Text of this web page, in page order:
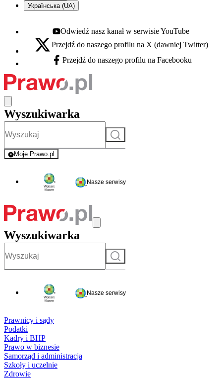
Українська (UA)
Youtube - otwiera się w nowej karcie
Odwiedź nasz kanał w serwisie YouTube
X - otwiera się w nowej karcie
Przejdź do naszego profilu na X (dawniej Twitter)
Facebook - otwiera się w nowej karcie
Przejdź do naszego profilu na Facebooku
Wyszukiwarka
Szukaj
Moje Prawo.pl
- rejestracja i logowanie do serwisu
Nasze serwisy
Wyszukiwarka
Szukaj
Nasze serwisy
Prawnicy i sądy
Podatki
Kadry i BHP
Prawo w biznesie
Samorząd i administracja
Szkoły i uczelnie
Zdrowie